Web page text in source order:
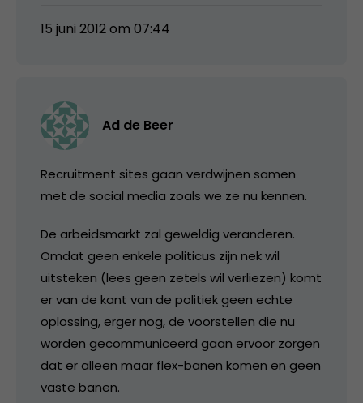
15 juni 2012 om 07:44
Ad de Beer
Recruitment sites gaan verdwijnen samen
met de social media zoals we ze nu kennen.
De arbeidsmarkt zal geweldig veranderen.
Omdat geen enkele politicus zijn nek wil
uitsteken (lees geen zetels wil verliezen) komt
er van de kant van de politiek geen echte
oplossing, erger nog, de voorstellen die nu
worden gecommuniceerd gaan ervoor zorgen
dat er alleen maar flex-banen komen en geen
vaste banen.